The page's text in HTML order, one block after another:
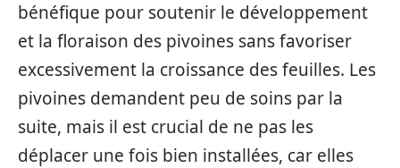
bénéfique pour soutenir le développement
et la floraison des pivoines sans favoriser
excessivement la croissance des feuilles. Les
pivoines demandent peu de soins par la
suite, mais il est crucial de ne pas les
déplacer une fois bien installées, car elles